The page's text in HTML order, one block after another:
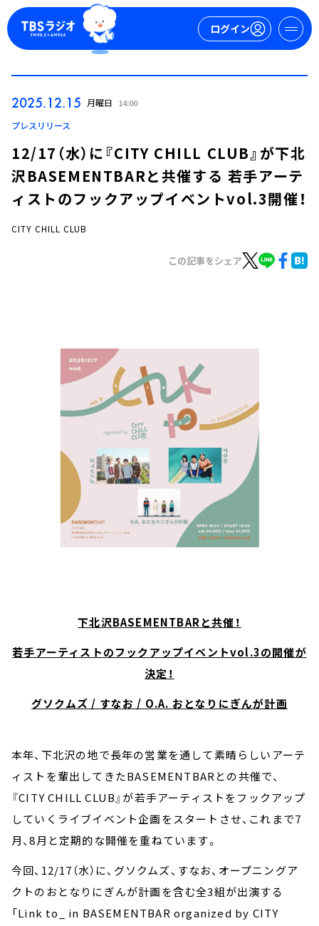
ログイン
YouTube
会社情報
2025.12.15 月曜日 14:00
プレスリリース
12/17（水）に『CITY CHILL CLUB』が下北
沢BASEMENTBARと共催する 若手アーテ
ィストのフックアップイベントvol.3開催！
CITY CHILL CLUB
この記事をシェア
下北沢BASEMENTBARと共催！
若手アーティストのフックアップイベントvol.3の開催が
決定！
グソクムズ / すなお / O.A. おとなりにぎんが計画
本年、下北沢の地で長年の営業を通して素晴らしいアーテ
ィストを輩出してきたBASEMENTBARとの共催で、
『CITY CHILL CLUB』が若手アーティストをフックアップ
していくライブイベント企画をスタートさせ、これまで7
月、8月と定期的な開催を重ねています。
今回、12/17（水）に、グソクムズ、すなお、オープニングア
クトのおとなりにぎんが計画を含む全3組が出演する
「Link to_ in BASEMENTBAR organized by CITY